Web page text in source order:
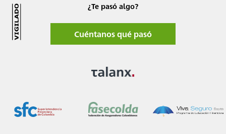
¿Te pasó algo?
Cuéntanos qué pasó